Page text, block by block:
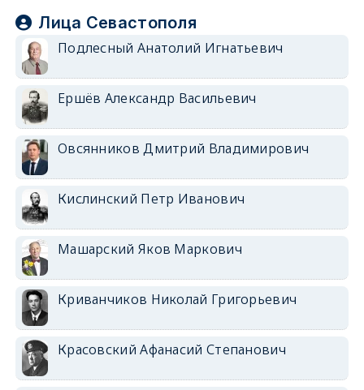
Лица Севастополя
Подлесный Анатолий Игнатьевич
Ершёв Александр Васильевич
Овсянников Дмитрий Владимирович
Кислинский Петр Иванович
Машарский Яков Маркович
Криванчиков Николай Григорьевич
Красовский Афанасий Степанович